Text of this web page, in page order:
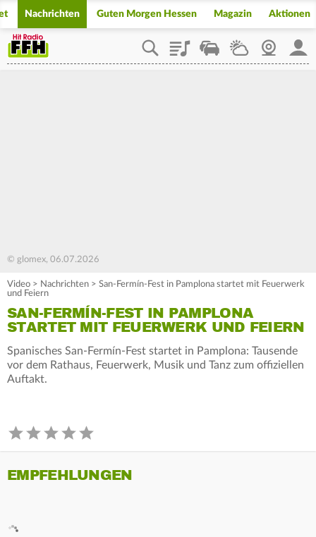
Nachrichten Guten Morgen Hessen Magazin Aktionen
PlaylistStaupilotWetterWebcam
© glomex, 06.07.2026
Video > Nachrichten > San-Fermín-Fest in Pamplona startet mit Feuerwerk
und Feiern
SAN-FERMÍN-FEST IN PAMPLONA
STARTET MIT FEUERWERK UND FEIERN
Spanisches San-Fermín-Fest startet in Pamplona: Tausende
vor dem Rathaus, Feuerwerk, Musik und Tanz zum offiziellen
Auftakt.
EMPFEHLUNGEN